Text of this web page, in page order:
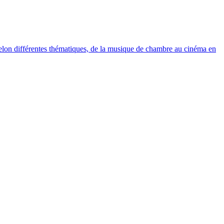
différentes thématiques, de la musique de chambre au cinéma en